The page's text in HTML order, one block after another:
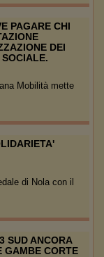
PAGARE CHI
DEI
Mobilità mette
di Nola con il
SUD ANCORA
GAMBE CORTE